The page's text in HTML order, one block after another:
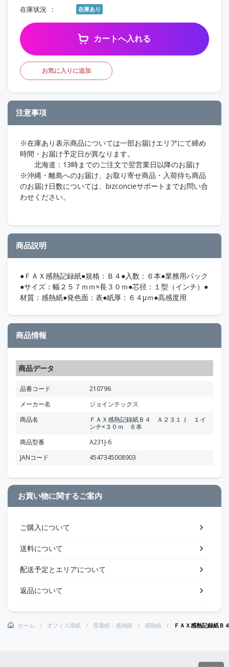
在庫状況 在庫あり
カートへ入れる
お気に入りに追加
注意事項
※在庫あり表示商品については一部お届けエリアにて締め
時間・お届け予定日が異なります。
北海道：13時までのご注文で翌営業日以降のお届け
※沖縄・離島へのお届け、お取り寄せ商品・入荷待ち商品
のお届け日数については、bizconcieサポートまでお問い合
わせください。
商品説明
●ＦＡＸ感熱記録紙●規格：Ｂ４●入数：６本●業務用パック
●サイズ：幅２５７ｍｍ×長３０ｍ●芯径：１型（インチ）●
材質：感熱紙●発色面：表●紙厚：６４μｍ●高感度用
商品情報
商品データ
品番コード
210796
メーカー名
ジョインテックス
商品名
ＦＡＸ感熱記録紙Ｂ４ Ａ２３１Ｊ １イ
ンチ×３０ｍ ６本
商品型番
A231J-6
JANコード
4547345008903
お買い物に関するご案内
ご購入について
送料について
配送予定とエリアについて
返品について
ホーム オフィス用紙 普通紙・感熱紙 感熱紙 ＦＡＸ感熱記録紙